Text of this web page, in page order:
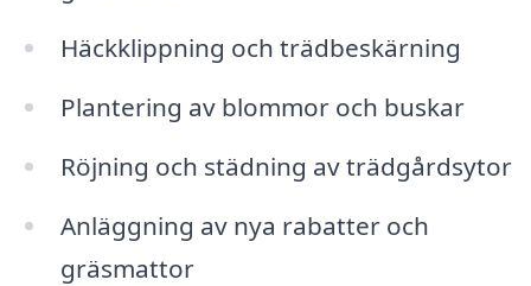
Häckklippning och trädbeskärning
Plantering av blommor och buskar
Röjning och städning av trädgårdsytor
Anläggning av nya rabatter och
gräsmattor